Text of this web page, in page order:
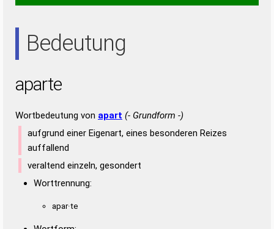
Bedeutung
aparte
Wortbedeutung von apart (- Grundform -)
aufgrund einer Eigenart, eines besonderen Reizes
auffallend
veraltend einzeln, gesondert
Worttrennung:
apar·te